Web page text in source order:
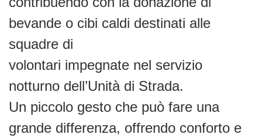
bevande o cibi caldi destinati alle
squadre di
volontari impegnate nel servizio
notturno dell’Unità di Strada.
Un piccolo gesto che può fare una
grande differenza, offrendo conforto e